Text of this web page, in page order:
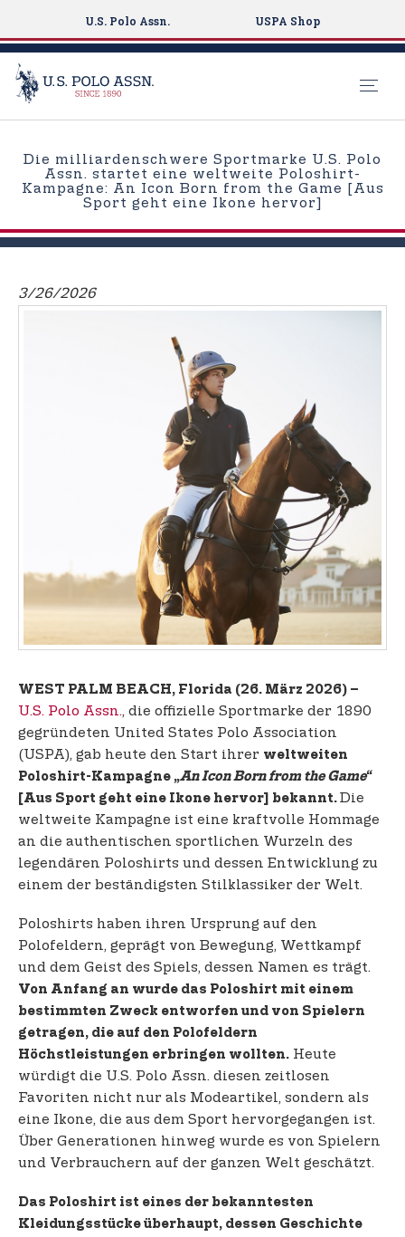
o
U.S. Polo Assn. USPA Shop
Die milliardenschwere Sportmarke U.S. Polo
Assn. startet eine weltweite Poloshirt-
Kampagne: An Icon Born from the Game [Aus
Sport geht eine Ikone hervor]
3/26/2026
WEST PALM BEACH, Florida (26. März 2026) –
U.S. Polo Assn., die offizielle Sportmarke der 1890
gegründeten United States Polo Association
(USPA), gab heute den Start ihrer weltweiten
Poloshirt-Kampagne „An Icon Born from the Game“
[Aus Sport geht eine Ikone hervor] bekannt.Die
weltweite Kampagne ist eine kraftvolle Hommage
an die authentischen sportlichen Wurzeln des
legendären Poloshirts und dessen Entwicklung zu
einem der beständigsten Stilklassiker der Welt.
Poloshirts haben ihren Ursprung auf den
Polofeldern, geprägt von Bewegung, Wettkampf
und dem Geist des Spiels, dessen Namen es trägt.
Von Anfang an wurde das Poloshirt mit einem
bestimmten Zweck entworfen und von Spielern
getragen, die auf den Polofeldern
Höchstleistungen erbringen wollten. Heute
würdigt die U.S. Polo Assn. diesen zeitlosen
Favoriten nicht nur als Modeartikel, sondern als
eine Ikone, die aus dem Sport hervorgegangen ist.
Über Generationen hinweg wurde es von Spielern
und Verbrauchern auf der ganzen Welt geschätzt.
Das Poloshirt ist eines der bekanntesten
Kleidungsstücke überhaupt, dessen Geschichte